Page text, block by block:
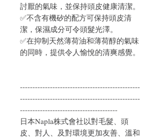
討厭的氣味，並保持頭皮健康清潔。
✅不含有機矽的配方可保持頭皮清
潔，保濕成分可令頭髮光澤。
✅在抑制天然薄荷油和薄荷醇的氣味
的同時，提供令人愉悅的清爽感覺。
------------------------------------------------
------------------------------------------------
---------------------------------------
日本Napla株式會社以對毛髮、頭
皮、對人、及對環境更加友善、溫和